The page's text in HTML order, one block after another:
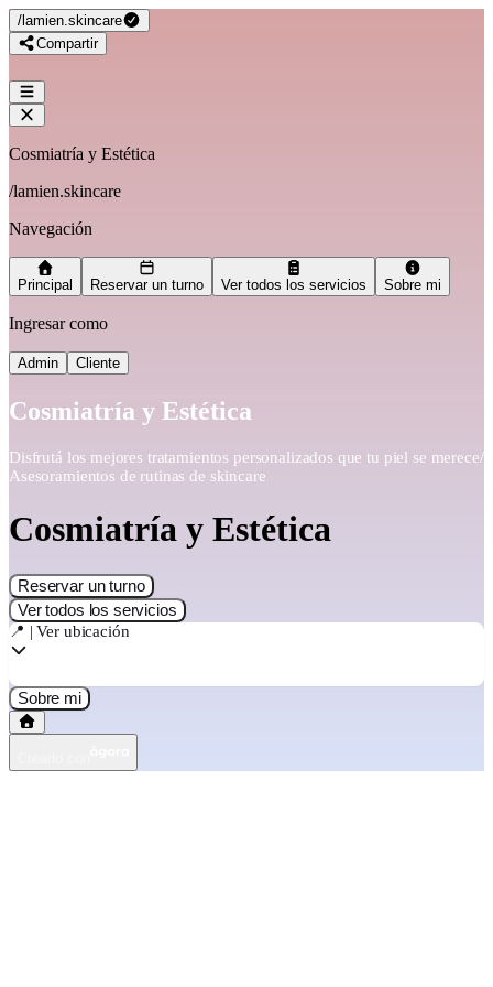
/ lamien.skincare
Compartir
Cosmiatría y Estética
/lamien.skincare
Navegación
Principal Reservar un turno Ver todos los servicios Sobre mi
Ingresar como
Admin Cliente
Cosmiatría y Estética
Disfrutá los mejores tratamientos personalizados que tu piel se merece/
Asesoramientos de rutinas de skincare
Cosmiatría y Estética
Reservar un turno
Ver todos los servicios
📍 | Ver ubicación
Sobre mi